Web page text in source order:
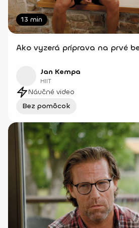
13 min
Ako vyzerá príprava na prvé
Jan Kempa
HIIT
Náučné video
Bez pomôcok